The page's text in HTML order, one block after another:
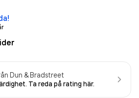
Dun & Bradstreet
Ta reda på rating här.